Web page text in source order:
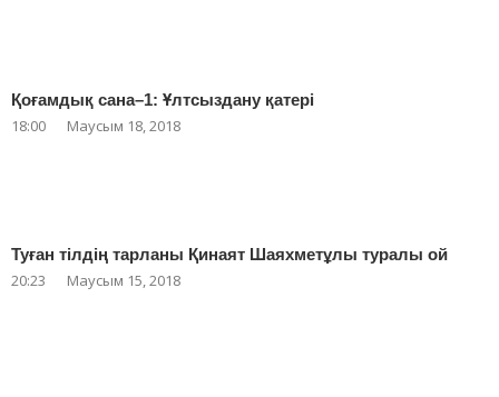
Қоғамдық сана–1: Ұлтсыздану қатері
18:00 Маусым 18, 2018
Туған тілдің тарланы Қинаят Шаяхметұлы туралы ой
20:23 Маусым 15, 2018